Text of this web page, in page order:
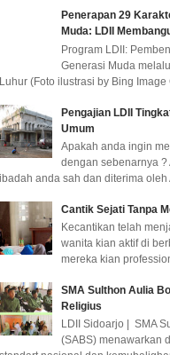
Penerapan 29
Muda: LDII
Program LDII:
Generasi Muda
Luhur (Foto ilustrasi by Bing
Pengajian LDII
Umum
Apakah anda ingin
dengan sebenarnya
ibadah anda sah dan diterima oleh
Cantik Sejati Tanpa
Kecantikan telah
wanita kian aktif di
mereka kian
SMA Sulthon Aulia
Religius
LDII Sidoarjo | SMA
(SABS) menawarkan